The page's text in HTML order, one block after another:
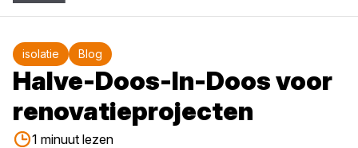
isolatie Blog
Halve-Doos-In-Doos voor
renovatieprojecten
1 minuut lezen